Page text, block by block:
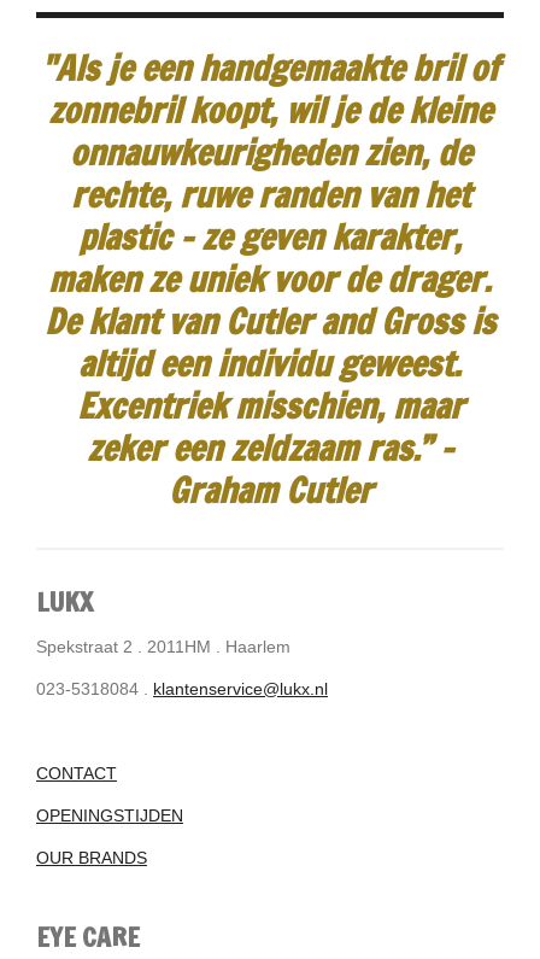
"Als je een handgemaakte bril of
zonnebril koopt, wil je de kleine
onnauwkeurigheden zien, de
rechte, ruwe randen van het
plastic - ze geven karakter,
maken ze uniek voor de drager.
De klant van Cutler and Gross is
altijd een individu geweest.
Excentriek misschien, maar
zeker een zeldzaam ras.” -
Graham Cutler
LUKX
Spekstraat 2 . 2011HM . Haarlem
023-5318084 . klantenservice@lukx.nl
CONTACT
OPENINGSTIJDEN
OUR BRANDS
EYE CARE